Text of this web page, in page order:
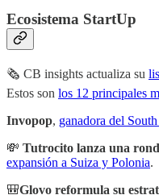
Ecosistema StartUp
🗞 CB insights actualiza su
Estos son los 12 principales
Invopop, ganadora del
💸 Tutrocito lanza una
expansión a Suiza y Polonia.
🎒Glovo reformula su